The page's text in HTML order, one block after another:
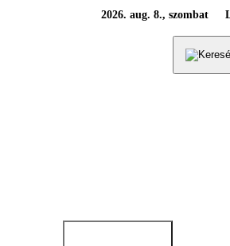
2026. aug. 8., szombat